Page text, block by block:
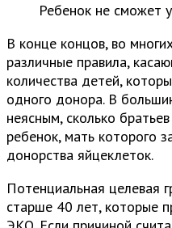
Ребенок не сможет
В конце концов, во
различные правила,
количества детей,
одного донора. В
неясным, сколько
ребенок, мать которого
донорства яйцеклеток.
Потенциальная целевая
старше 40 лет, которые